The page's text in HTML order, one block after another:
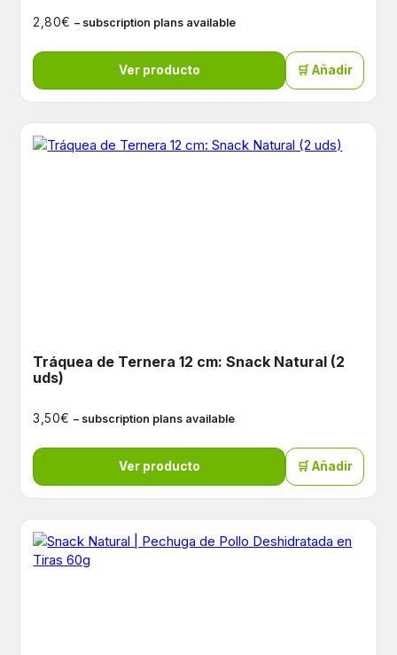
2,80€ – subscription plans available
Ver producto 🛒 Añadir
Tráquea de Ternera 12 cm: Snack Natural (2
uds)
3,50€ – subscription plans available
Ver producto 🛒 Añadir